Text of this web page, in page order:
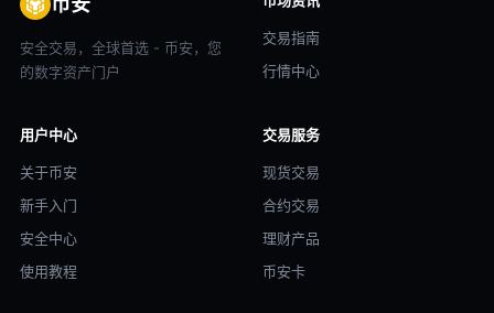
安全交易，全球首选 - 币安，您
的数字资产门户
交易指南
行情中心
用户中心
关于币安
新手入门
安全中心
使用教程
交易服务
现货交易
合约交易
理财产品
币安卡